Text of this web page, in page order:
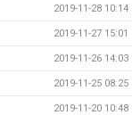
2019-11-28 10:14
2019-11-27 15:01
2019-11-26 14:03
2019-11-25 08:25
2019-11-20 10:48